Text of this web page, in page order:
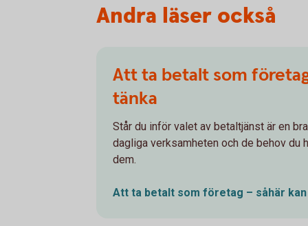
Andra läser också
Att ta betalt som
tänka
Står du inför valet av betaltjänst är en
dagliga verksamheten och de behov du
dem.
Att ta betalt som företag – såhär kan